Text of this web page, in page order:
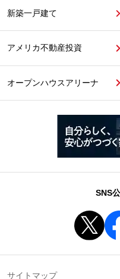
新築一戸建て
アメリカ不動産投資
オープンハウスアリーナ
SNS
サイトマップ